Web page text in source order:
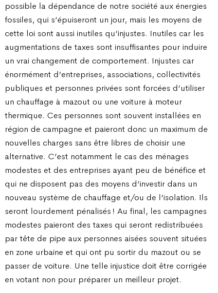
possible la dépendance de notre société aux énergies
fossiles, qui s’épuiseront un jour, mais les moyens de
cette loi sont aussi inutiles qu’injustes. Inutiles car les
augmentations de taxes sont insuffisantes pour induire
un vrai changement de comportement. Injustes car
énormément d’entreprises, associations, collectivités
publiques et personnes privées sont forcées d’utiliser
un chauffage à mazout ou une voiture à moteur
thermique. Ces personnes sont souvent installées en
région de campagne et paieront donc un maximum de
nouvelles charges sans être libres de choisir une
alternative. C’est notamment le cas des ménages
modestes et des entreprises ayant peu de bénéfice et
qui ne disposent pas des moyens d’investir dans un
nouveau système de chauffage et/ou de l’isolation. Ils
seront lourdement pénalisés ! Au final, les campagnes
modestes paieront des taxes qui seront redistribuées
par tête de pipe aux personnes aisées souvent situées
en zone urbaine et qui ont pu sortir du mazout ou se
passer de voiture. Une telle injustice doit être corrigée
en votant non pour préparer un meilleur projet.